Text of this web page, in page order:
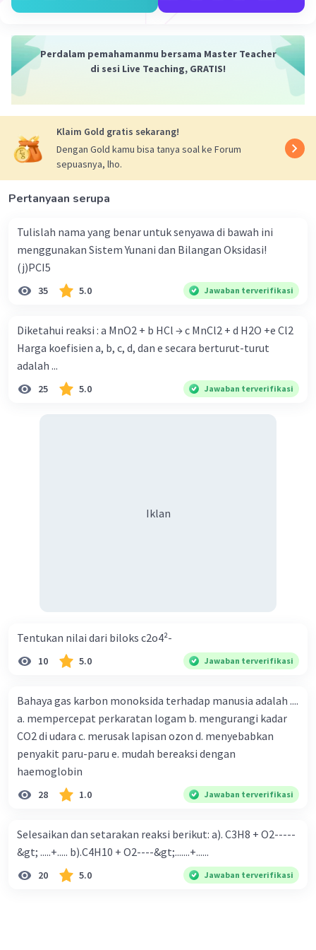
Iklan
Perdalam pemahamanmu bersama Master Teacher
di sesi Live Teaching, GRATIS!
Klaim Gold gratis sekarang!
Dengan Gold kamu bisa tanya soal ke Forum
sepuasnya, lho.
Pertanyaan serupa
Tulislah nama yang benar untuk senyawa di bawah ini
menggunakan Sistem Yunani dan Bilangan Oksidasi!
(j)PCI5
35 5.0 Jawaban terverifikasi
Diketahui reaksi : a MnO2 + b HCl → c MnCl2 + d H2O +e Cl2
Harga koefisien a, b, c, d, dan e secara berturut-turut
adalah ...
25 5.0 Jawaban terverifikasi
Iklan
Tentukan nilai dari biloks c2o4²-
10 5.0 Jawaban terverifikasi
Bahaya gas karbon monoksida terhadap manusia adalah ....
a. mempercepat perkaratan logam b. mengurangi kadar
CO2 di udara c. merusak lapisan ozon d. menyebabkan
penyakit paru-paru e. mudah bereaksi dengan
haemoglobin
28 1.0 Jawaban terverifikasi
Selesaikan dan setarakan reaksi berikut: a). C3H8 + O2-----
&gt; .....+..... b).C4H10 + O2----&gt;.......+......
20 5.0 Jawaban terverifikasi